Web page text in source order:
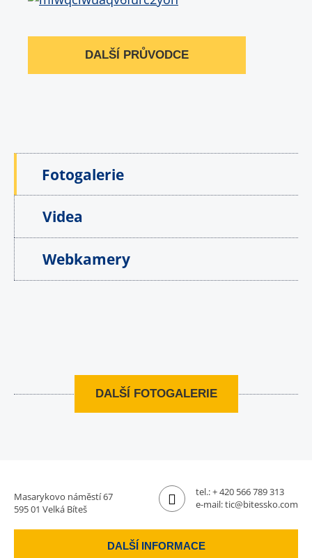
DALŠÍ PRŮVODCE
Fotogalerie
Videa
Webkamery
DALŠÍ FOTOGALERIE
Masarykovo náměstí 67
595 01 Velká Bíteš
tel.:+ 420 566 789 313
e-mail:tic@bitessko.com
DALŠÍ INFORMACE